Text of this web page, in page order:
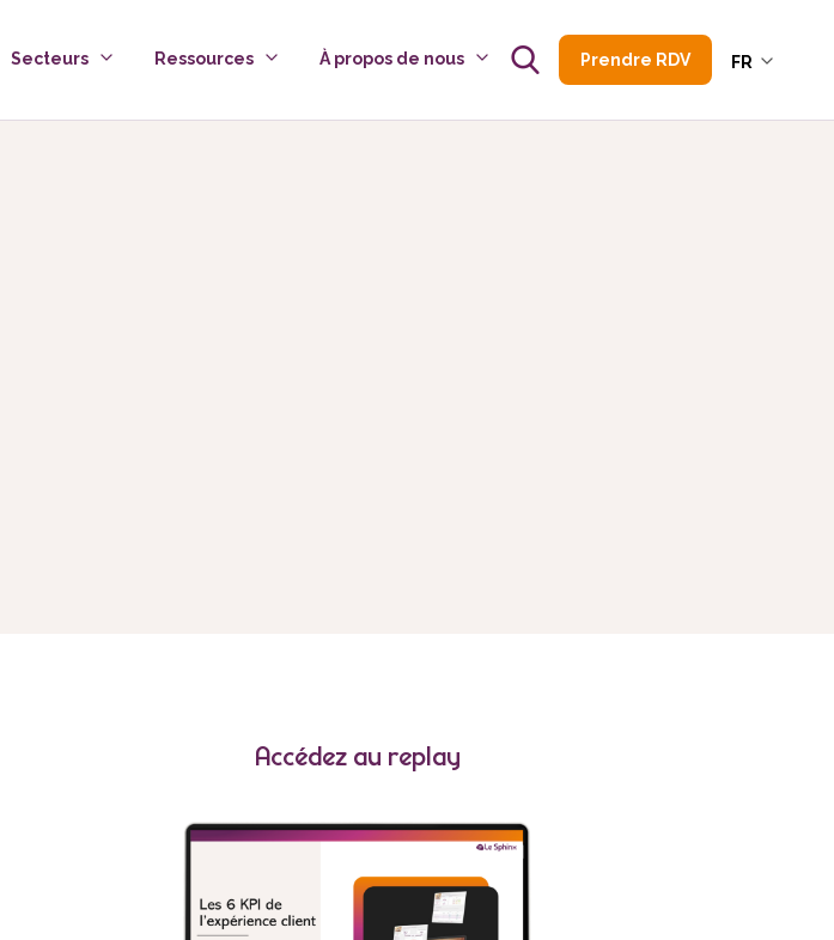
Secteurs Ressources À propos de nous Prendre RDV FR
Accédez au replay